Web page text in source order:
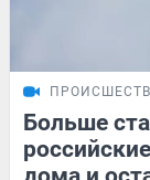
Больше